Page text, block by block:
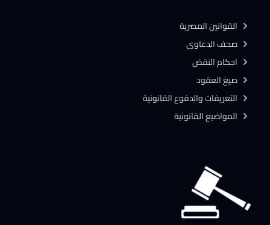
القوانين المصرية
صحف الدعاوى
احكام النقض
صيغ العقود
التعريفات والدفوع القانونية
المواضيع القانونية